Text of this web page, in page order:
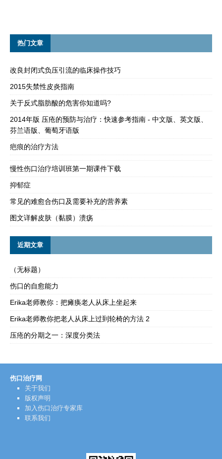
热门文章
改良封闭式负压引流的临床操作技巧
2015失禁性皮炎指南
关于反式脂肪酸的危害你知道吗?
2014年版 压疮的预防与治疗：快速参考指南 - 中文版、英文版、
芬兰语版、葡萄牙语版
疤痕的治疗方法
慢性伤口治疗培训班第一期课件下载
抑郁症
常见的难愈合伤口及需要补充的营养素
图文详解皮肤（黏膜）溃疡
近期文章
（无标题）
伤口的自愈能力
Erika老师教你：把瘫痪老人从床上坐起来
Erika老师教你把老人从床上过到轮椅的方法 2
压疮的分期之一：深度分类法
伤口治疗网
关于我们
版权声明
加入伤口治疗专家库
联系我们